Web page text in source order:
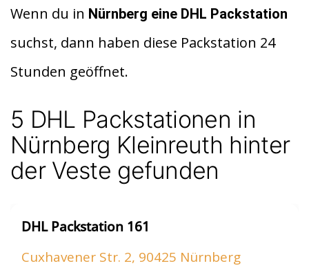
d
di
t
at
s
A
p
p
le
n
Wenn du in Nürnberg eine DHL Packstation
suchst, dann haben diese Packstation 24
Stunden geöffnet.
5 DHL Packstationen in
Nürnberg Kleinreuth hinter
der Veste gefunden
DHL Packstation 161
Cuxhavener Str. 2, 90425 Nürnberg